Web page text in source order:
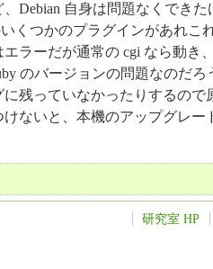
Debian 自身は問題なくできた
いくつかのプラグインがあれこ
ラーだが通常の cgi なら動き
のバージョンの問題なのだろ
残っていなかったりするので
ないと、本機のアップグレー
研究室 HP